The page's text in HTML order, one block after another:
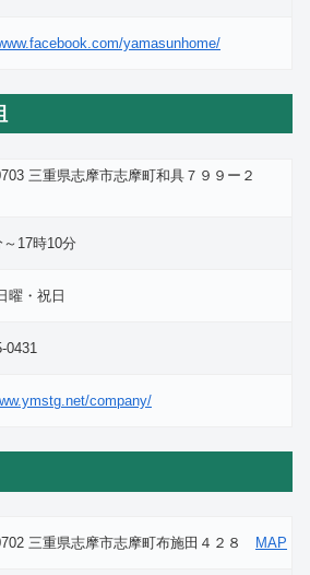
yamasunhome/
三重県志摩市志摩町和具７９９ー２
17時10分
曜・祝日
0431
company/
三重県志摩市志摩町布施田４２８ MAP